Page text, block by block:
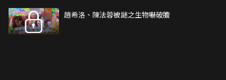
趙希洛、陳法蓉被謎之生物嚇破膽